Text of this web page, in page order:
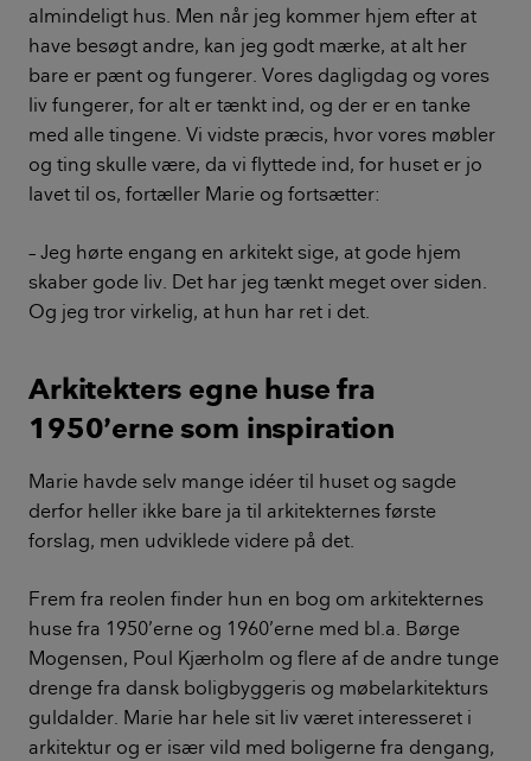
almindeligt hus. Men når jeg kommer hjem efter at
have besøgt andre, kan jeg godt mærke, at alt her
bare er pænt og fungerer. Vores dagligdag og vores
liv fungerer, for alt er tænkt ind, og der er en tanke
med alle tingene. Vi vidste præcis, hvor vores møbler
og ting skulle være, da vi flyttede ind, for huset er jo
lavet til os, fortæller Marie og fortsætter:
– Jeg hørte engang en arkitekt sige, at gode hjem
skaber gode liv. Det har jeg tænkt meget over siden.
Og jeg tror virkelig, at hun har ret i det.
Arkitekters egne huse fra
1950’erne som inspiration
Marie havde selv mange idéer til huset og sagde
derfor heller ikke bare ja til arkitekternes første
forslag, men udviklede videre på det.
Frem fra reolen finder hun en bog om arkitekternes
huse fra 1950’erne og 1960’erne med bl.a. Børge
Mogensen, Poul Kjærholm og flere af de andre tunge
drenge fra dansk boligbyggeris og møbelarkitekturs
guldalder. Marie har hele sit liv været interesseret i
arkitektur og er især vild med boligerne fra dengang,